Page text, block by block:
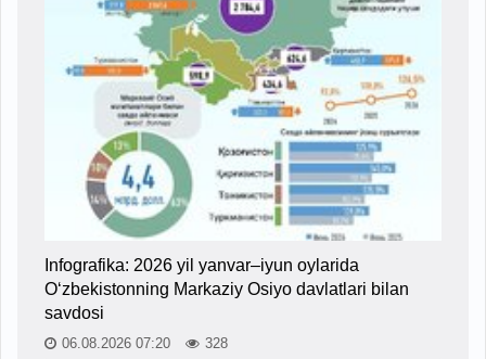
Infografika: 2026 yil yanvar–iyun oylarida
O‘zbekistonning Markaziy Osiyo davlatlari bilan
savdosi
06.08.2026 07:20 328